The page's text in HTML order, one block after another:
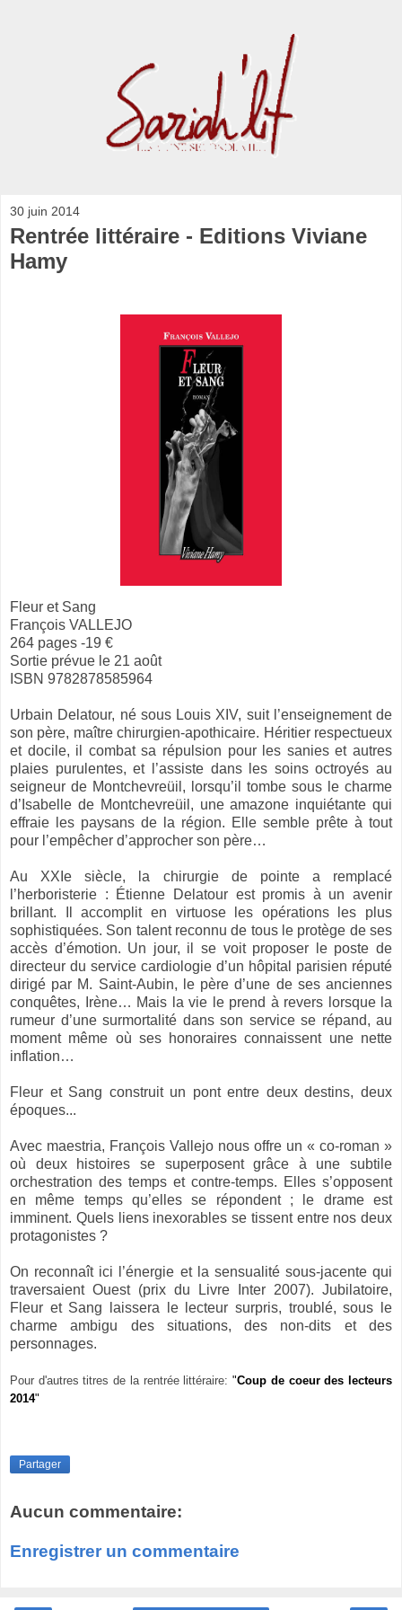
30 juin 2014
Rentrée littéraire - Editions Viviane
Hamy
Fleur et Sang
François VALLEJO
264 pages -19 €
Sortie prévue le 21 août
ISBN 9782878585964
Urbain Delatour, né sous Louis XIV, suit l’enseignement de
son père, maître chirurgien-apothicaire. Héritier respectueux
et docile, il combat sa répulsion pour les sanies et autres
plaies purulentes, et l’assiste dans les soins octroyés au
seigneur de Montchevreüil, lorsqu’il tombe sous le charme
d’Isabelle de Montchevreüil, une amazone inquiétante qui
effraie les paysans de la région. Elle semble prête à tout
pour l’empêcher d’approcher son père…
Au XXIe siècle, la chirurgie de pointe a remplacé
l’herboristerie : Étienne Delatour est promis à un avenir
brillant. Il accomplit en virtuose les opérations les plus
sophistiquées. Son talent reconnu de tous le protège de ses
accès d’émotion. Un jour, il se voit proposer le poste de
directeur du service cardiologie d’un hôpital parisien réputé
dirigé par M. Saint-Aubin, le père d’une de ses anciennes
conquêtes, Irène… Mais la vie le prend à revers lorsque la
rumeur d’une surmortalité dans son service se répand, au
moment même où ses honoraires connaissent une nette
inflation…
Fleur et Sang construit un pont entre deux destins, deux
époques...
Avec maestria, François Vallejo nous offre un « co-roman »
où deux histoires se superposent grâce à une subtile
orchestration des temps et contre-temps. Elles s’opposent
en même temps qu’elles se répondent ; le drame est
imminent. Quels liens inexorables se tissent entre nos deux
protagonistes ?
On reconnaît ici l’énergie et la sensualité sous-jacente qui
traversaient Ouest (prix du Livre Inter 2007). Jubilatoire,
Fleur et Sang laissera le lecteur surpris, troublé, sous le
charme ambigu des situations, des non-dits et des
personnages.
Pour d'autres titres de la rentrée littéraire:"Coup de coeur des lecteurs
2014"
Partager
Aucun commentaire:
Enregistrer un commentaire